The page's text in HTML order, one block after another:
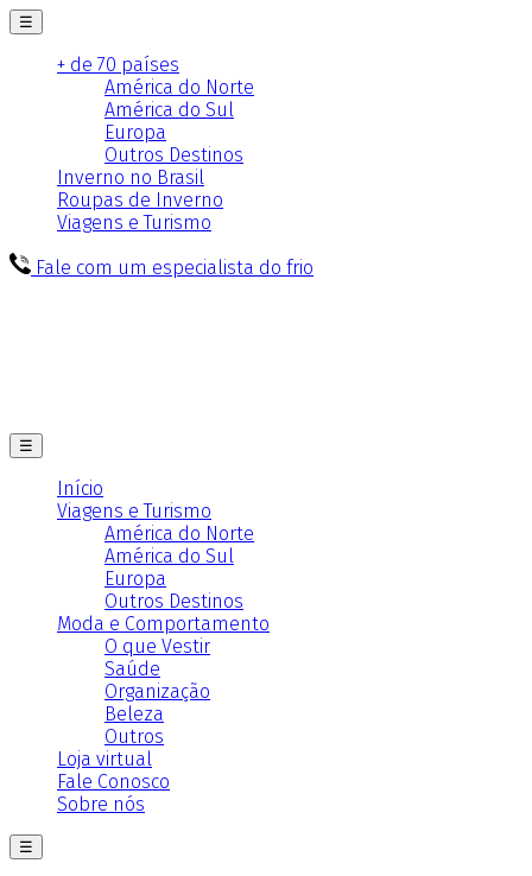
☰
+ de 70 países
América do Norte
América do Sul
Europa
Outros Destinos
Inverno no Brasil
Roupas de Inverno
Viagens e Turismo
Fale com um especialista do frio
☰
Início
Viagens e Turismo
América do Norte
América do Sul
Europa
Outros Destinos
Moda e Comportamento
O que Vestir
Saúde
Organização
Beleza
Outros
Loja virtual
Fale Conosco
Sobre nós
☰